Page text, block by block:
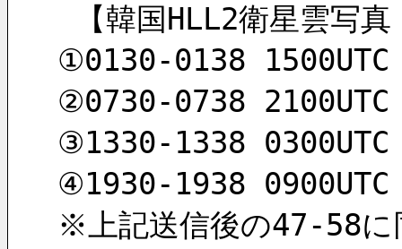
【韓国HLL2衛星雲写
①0130-0138
②0730-0738
③1330-1338
④1930-1938
※上記送信後の47-58に